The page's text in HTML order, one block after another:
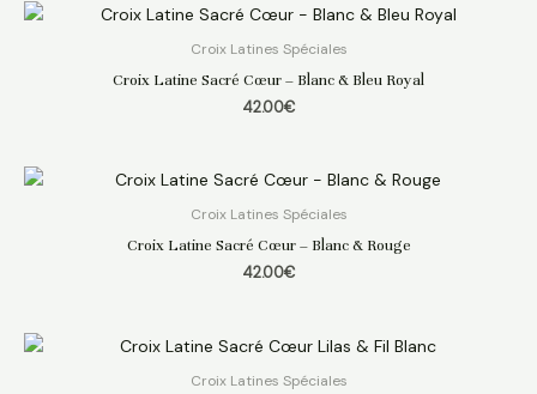
Croix Latines Spéciales
Croix Latine Sacré Cœur – Blanc & Bleu Royal
42.00€
Croix Latines Spéciales
Croix Latine Sacré Cœur – Blanc & Rouge
42.00€
Croix Latines Spéciales